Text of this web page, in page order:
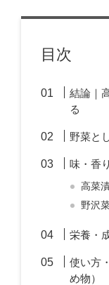
目次
結論｜
る
野菜と
味・香
高菜
野沢
栄養・
使い方
め物）